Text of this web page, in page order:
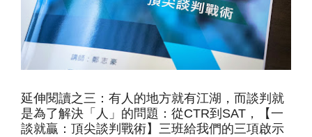
延伸閱讀之三：有人的地方就有江湖，而談判就
是為了解決「人」的問題：從CTR到SAT，【一
談就贏：頂尖談判戰術】三班給我們的三項啟示